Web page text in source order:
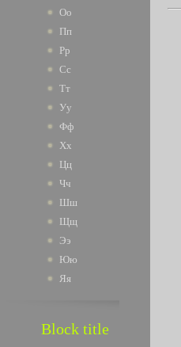
Оо
Пп
Рр
Сс
Тт
Уу
Фф
Хх
Цц
Чч
Шш
Щщ
Ээ
Юю
Яя
Block title